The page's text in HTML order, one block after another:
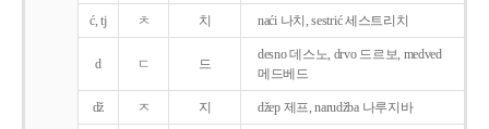
ć, tj ㅊ 치 naći 나치, sestrić 세스트리치
d ㄷ 드
desno 데스노, drvo 드르보, medved
메드베드
dž ㅈ 지 džep 제프, narudžba 나루지바